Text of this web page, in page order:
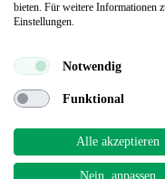
bieten. Für weitere Informationen
Einstellungen.
Notwendig
Funktional
Alle akzeptieren
Nein, anpassen